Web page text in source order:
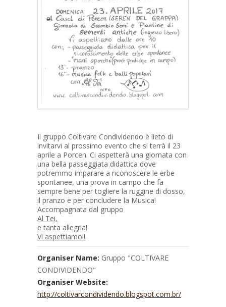
Il gruppo Coltivare Condividendo è lieto di
invitarvi al prossimo evento che si terrà il 23
aprile a Porcen. Ci aspetterà una giornata con
una bella passeggiata didattica dove
potremmo imparare a riconoscere le erbe
spontanee, una prova in campo che fa
sempre bene per togliere la ruggine di dosso,
il pranzo e per concludere la Musica!
Accompagnata dal gruppo
Al Tei,
e tanta allegria!
Vi aspettiamo!!
Organiser Name: Gruppo "COLTIVARE
CONDIVIDENDO"
Organiser Website:
http://coltivarcondividendo.blogspot.com.br/